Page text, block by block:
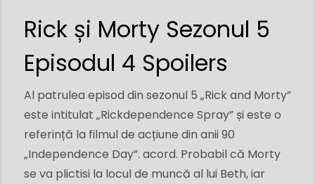
Rick și Morty Sezonul 5
Episodul 4 Spoilers
Al patrulea episod din sezonul 5 „Rick and Morty”
este intitulat „Rickdependence Spray” și este o
referință la filmul de acțiune din anii 90
„Independence Day”. acord. Probabil că Morty
se va plictisi la locul de muncă al lui Beth, iar